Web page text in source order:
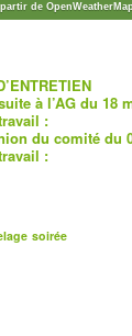
de OpenWeatherMap
à l’AG du 18
:
du comité du
:
soirée